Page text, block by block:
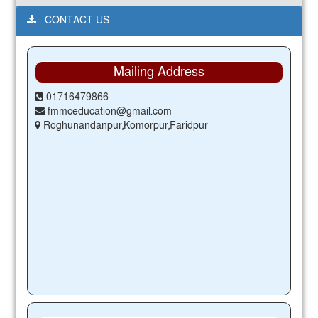
CONTACT US
Mailing Address
01716479866
fmmceducation@gmail.com
Roghunandanpur,Komorpur,Faridpur